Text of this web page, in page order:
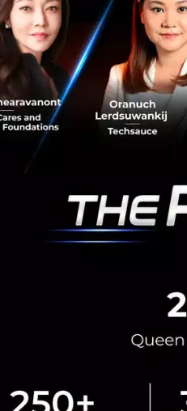
จุดเริ่มต้นของการร่วมมือครั้งนี้
นอกจากผลตอบรับบนโลกออ
ตลาดแบบ In Real Life หรือกา
ได้ยกประสบการณ์นี้มาไว้ที่ปร
และเนื่องด้วย Maybelline ป
เป็นอย่างมาก และผลิตภัณฑ์ที่
Ink ล้วนมีกระแสเป็นไวรัลบน
ยอดชมรวมราวพันล้านวิว จึงไ
ปัจจุบันตลาดบิวตี้บน TikTok ก็
หน้าในแบบต่างๆ เช่น Asoka
ครั้งนี้ ด้วยการสร้างประสบก
ไลฟ์ของ Tiktok Shop มาไว้ใน